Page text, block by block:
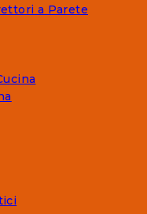
a Parete